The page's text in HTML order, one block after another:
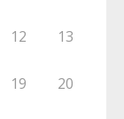
12 13
19 20